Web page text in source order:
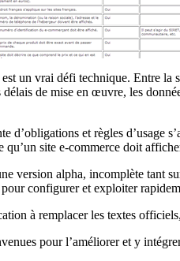
un vrai défi technique. Entre la
de mise en œuvre, les
d’obligations et règles d’usage
qu’un site e-commerce doit
version alpha, incomplète tant
configurer et exploiter
à remplacer les textes
pour l’améliorer et y